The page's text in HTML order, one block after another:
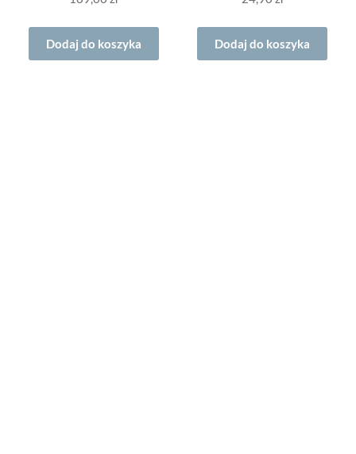
Dodaj do koszyka Dodaj do koszyka